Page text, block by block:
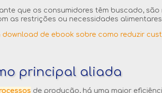
que os consumidores têm buscado, são
as restrições ou necessidades
principal aliada
de produção, há uma maior